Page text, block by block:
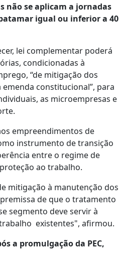
não se aplicam a jornadas
igual ou inferior a 40
lei complementar poderá
condicionadas à
“de mitigação dos
constitucional”, para
as microempresas e
empreendimentos de
instrumento de transição
entre o regime de
ao trabalho.
mitigação à manutenção dos
de que o tratamento
segmento deve servir à
existentes", afirmou.
a promulgação da PEC,